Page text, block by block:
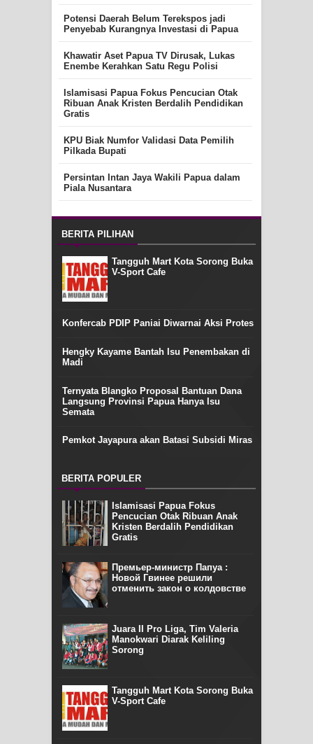
Potensi Daerah Belum Terekspos jadi
Penyebab Kurangnya Investasi di Papua
Khawatir Aset Papua TV Dirusak, Lukas
Enembe Kerahkan Satu Regu Polisi
Islamisasi Papua Fokus Pencucian Otak
Ribuan Anak Kristen Berdalih Pendidikan
Gratis
KPU Biak Numfor Validasi Data Pemilih
Pilkada Bupati
Persintan Intan Jaya Wakili Papua dalam
Piala Nusantara
BERITA PILIHAN
Tangguh Mart Kota Sorong Buka
V-Sport Cafe
Konfercab PDIP Paniai Diwarnai Aksi Protes
Hengky Kayame Bantah Isu Penembakan di
Madi
Ternyata Blangko Proposal Bantuan Dana
Langsung Provinsi Papua Hanya Isu
Semata
Pemkot Jayapura akan Batasi Subsidi Miras
BERITA POPULER
Islamisasi Papua Fokus
Pencucian Otak Ribuan Anak
Kristen Berdalih Pendidikan
Gratis
Премьер-министр Папуа :
Новой Гвинее решили
отменить закон о колдовстве
Juara II Pro Liga, Tim Valeria
Manokwari Diarak Keliling
Sorong
Tangguh Mart Kota Sorong Buka
V-Sport Cafe